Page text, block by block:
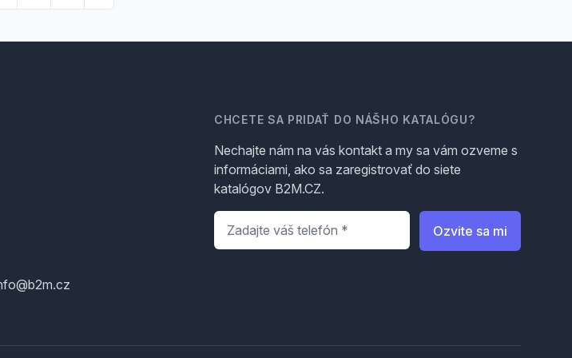
CHCETE SA PRIDAŤ DO NÁŠHO KATALÓGU?
Nechajte nám na vás kontakt a my sa vám ozveme s
informáciami, ako sa zaregistrovať do siete
katalógov B2M.CZ.
Telefón
Ozvite sa mi